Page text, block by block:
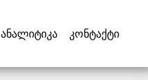
ანალიტიკა კონტაქტი